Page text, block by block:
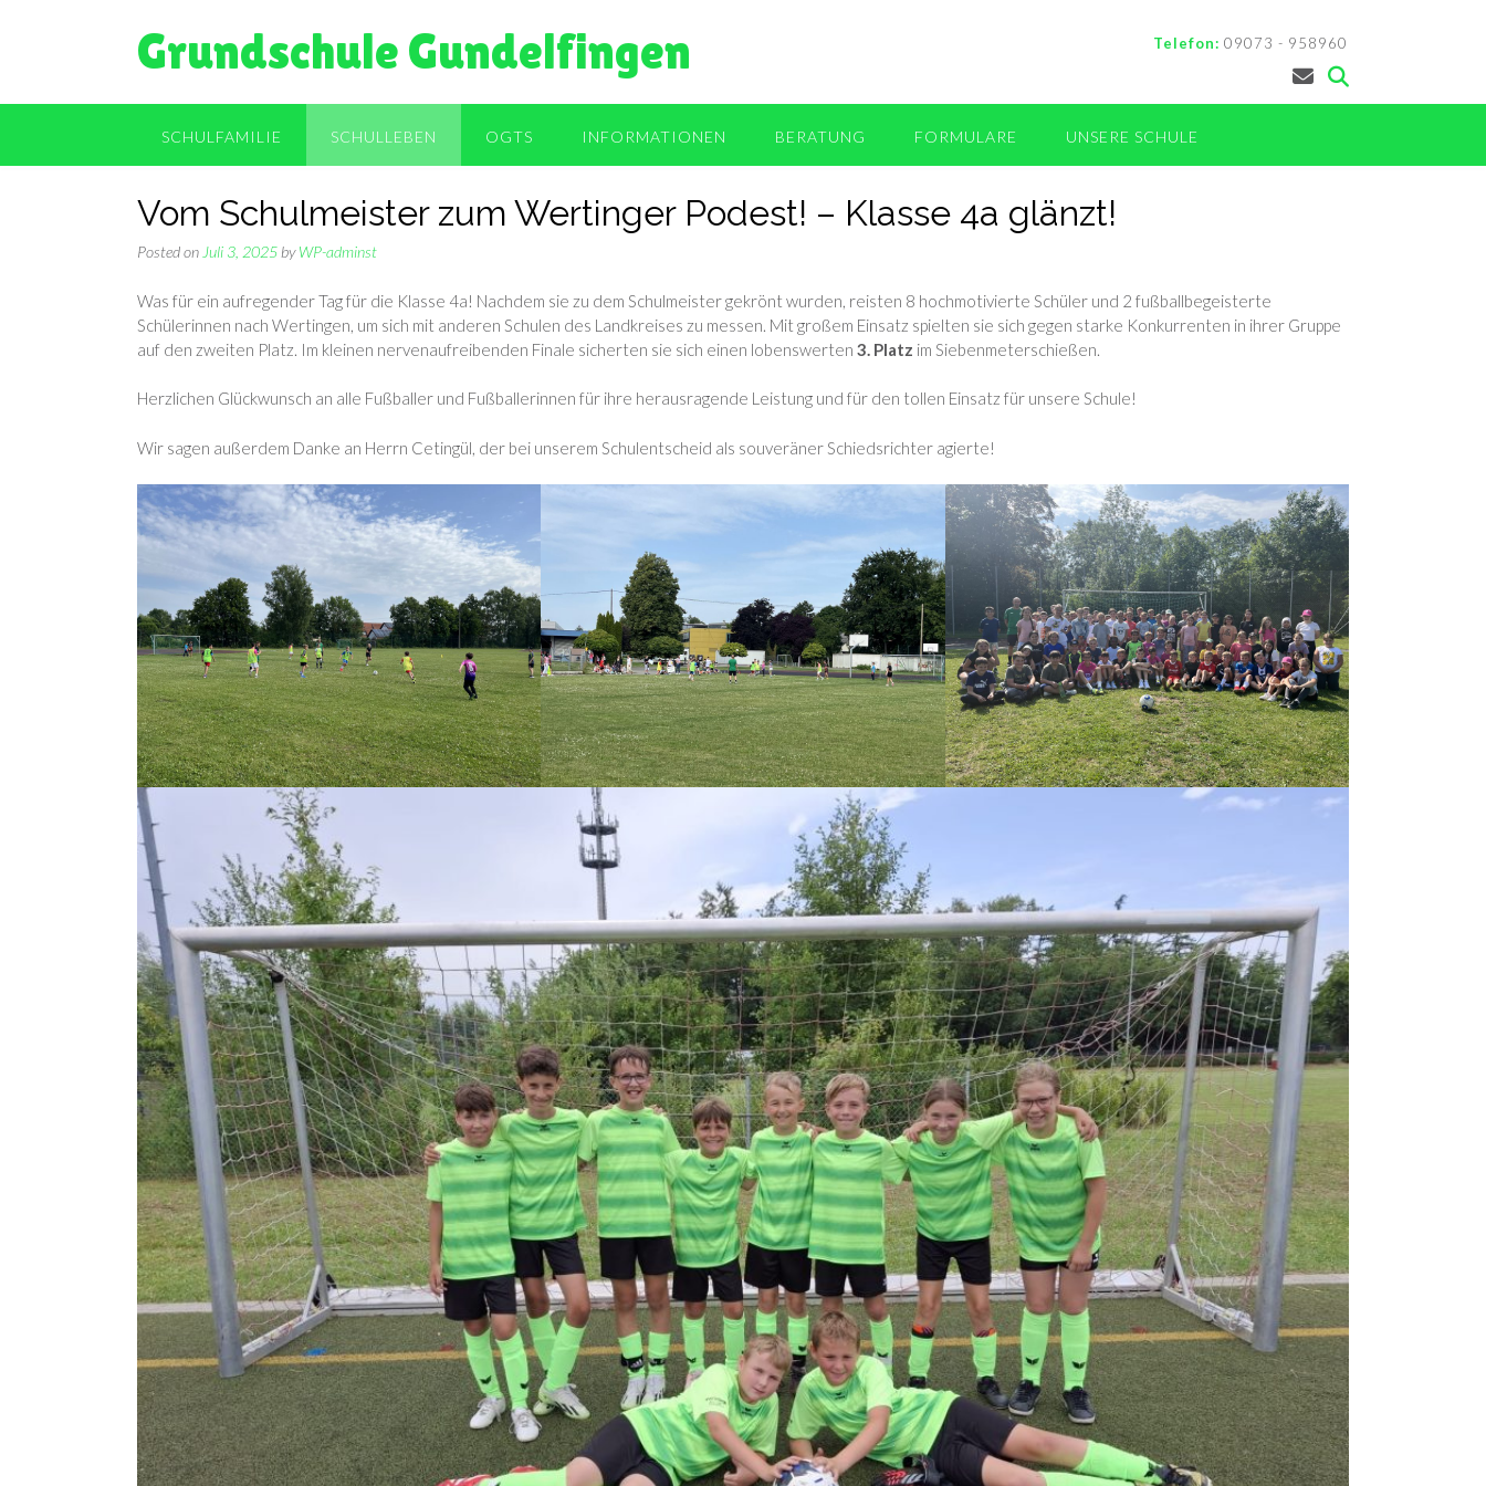
Grundschule Gundelfingen Telefon: 09073 - 958960
SCHULFAMILIE SCHULLEBEN OGTS INFORMATIONEN BERATUNG FORMULARE UNSERE SCHULE
Vom Schulmeister zum Wertinger Podest! – Klasse 4a glänzt!
Posted on Juli 3, 2025 byWP-adminst
Was für ein aufregender Tag für die Klasse 4a! Nachdem sie zu dem Schulmeister gekrönt wurden, reisten 8 hochmotivierte Schüler und 2 fußballbegeisterte
Schülerinnen nach Wertingen, um sich mit anderen Schulen des Landkreises zu messen. Mit großem Einsatz spielten sie sich gegen starke Konkurrenten in ihrer Gruppe
auf den zweiten Platz. Im kleinen nervenaufreibenden Finale sicherten sie sich einen lobenswerten 3. Platz im Siebenmeterschießen.
Herzlichen Glückwunsch an alle Fußballer und Fußballerinnen für ihre herausragende Leistung und für den tollen Einsatz für unsere Schule!
Wir sagen außerdem Danke an Herrn Cetingül, der bei unserem Schulentscheid als souveräner Schiedsrichter agierte!